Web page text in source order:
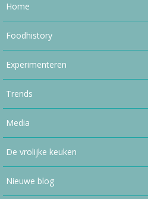
Home
Foodhistory
Experimenteren
Trends
Media
De vrolijke keuken
Nieuwe blog